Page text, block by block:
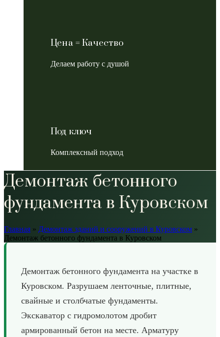
Цена = Качество
Делаем работу с душой
Под ключ
Комплексный подход
Демонтаж бетонного
фундамента в Куровском
Главная » Демонтаж зданий и сооружений в Куровском »
Демонтаж бетонного фундамента в Куровском
Демонтаж бетонного фундамента на участке в
Куровском. Разрушаем ленточные, плитные,
свайные и столбчатые фундаменты.
Экскаватор с гидромолотом дробит
армированный бетон на месте. Арматуру